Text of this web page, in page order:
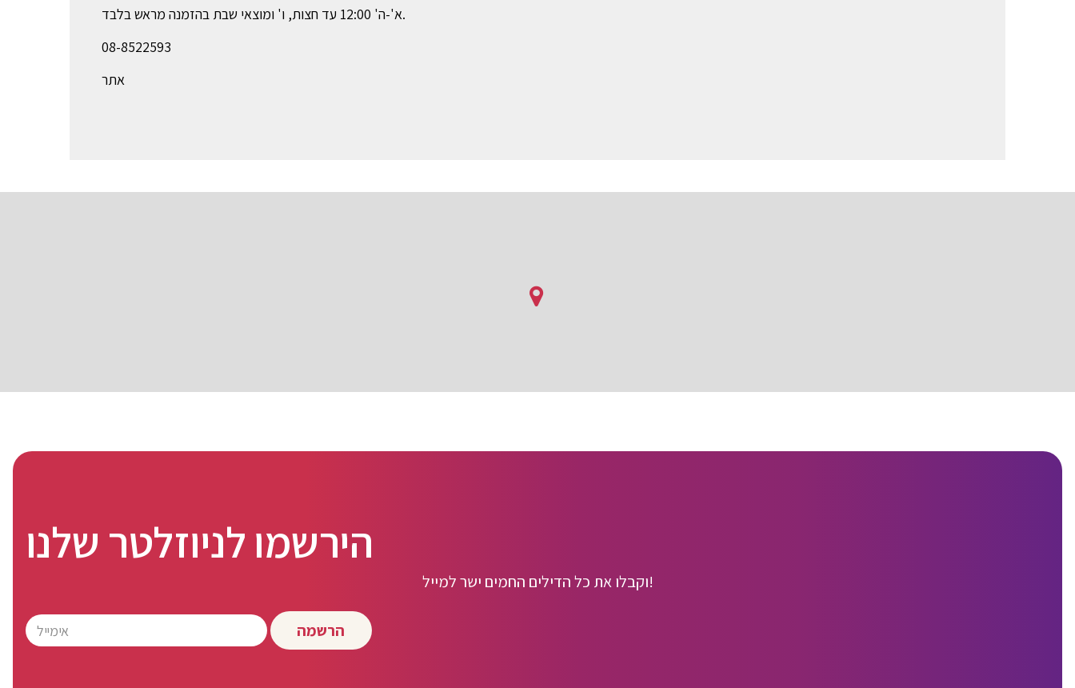
א'-ה' 12:00 עד חצות, ו' ומוצאי שבת בהזמנה מראש בלבד.
08-8522593
אתר
הירשמו לניוזלטר שלנו
וקבלו את כל הדילים החמים ישר למייל!
הרשמה